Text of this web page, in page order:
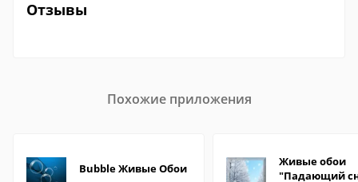
Отзывы
Похожие приложения
Bubble Живые Обои
Живые обои
"Падающий